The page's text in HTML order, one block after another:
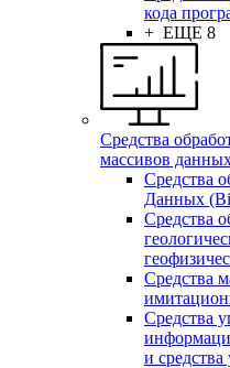
кода
+ ЕЩЕ 8
Средства
массивов
Средства
Данных
Средства
Средства
Средства
и